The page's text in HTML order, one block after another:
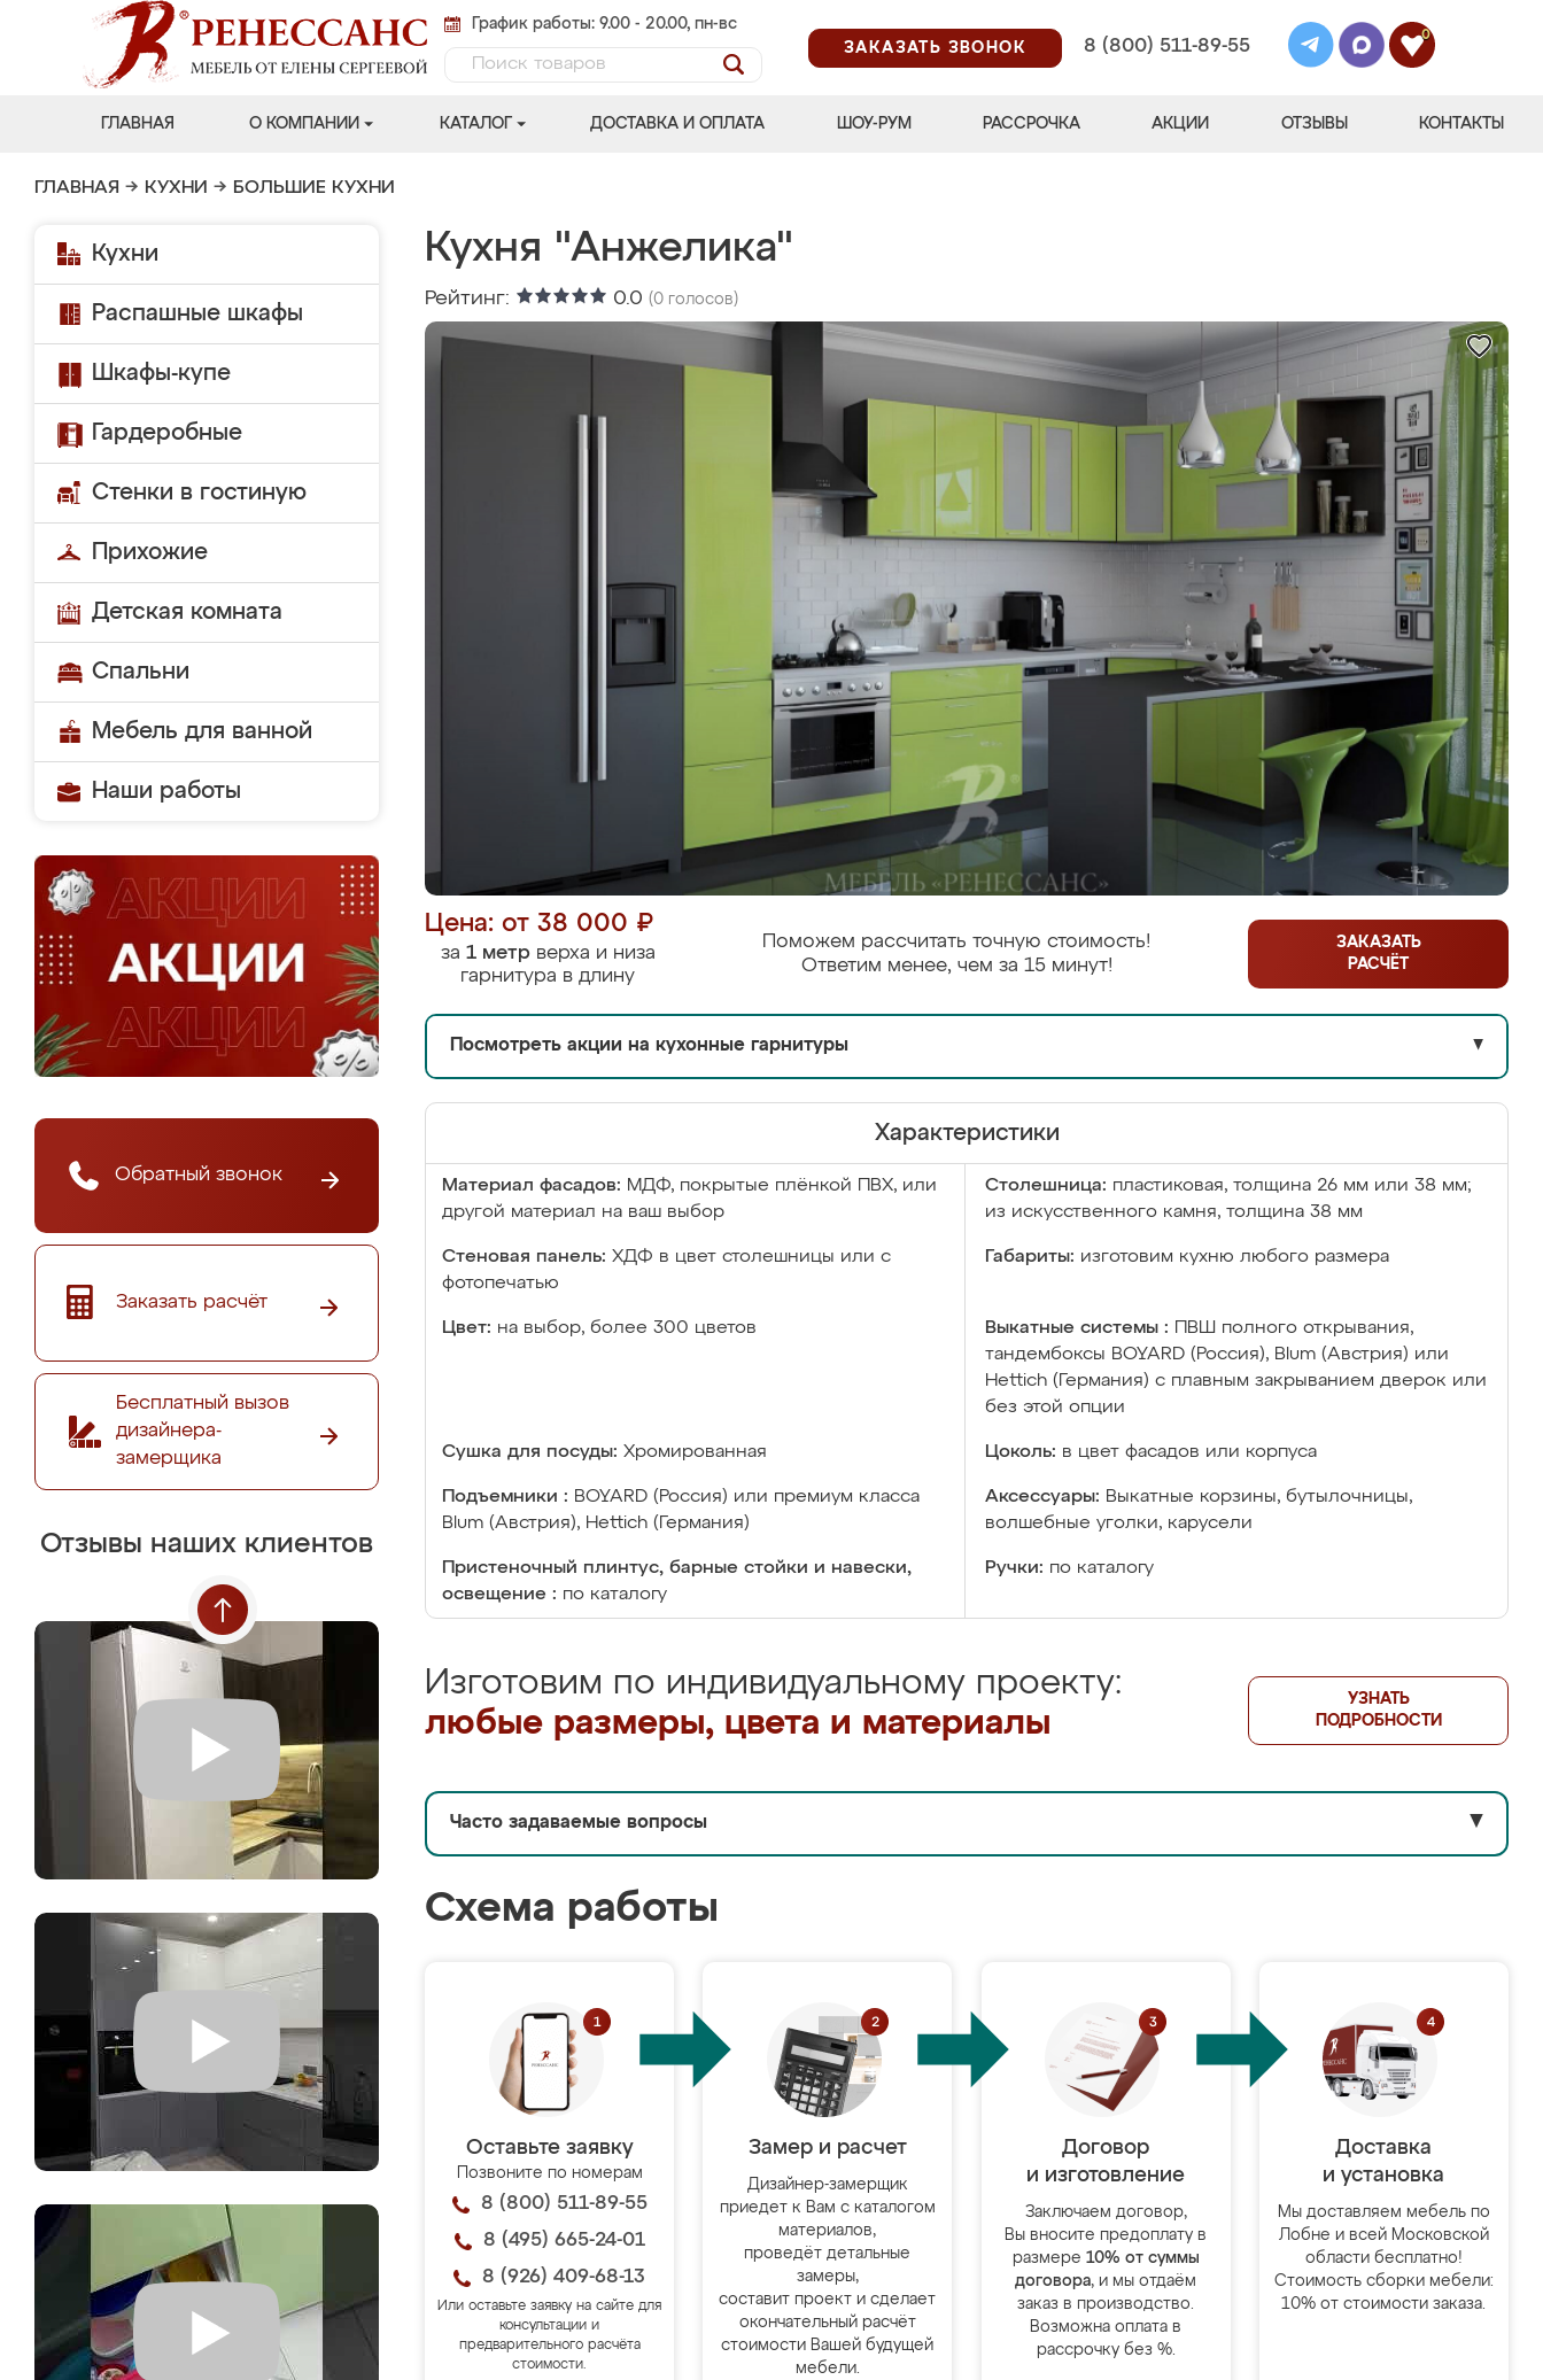
График работы: 9.00 - 20.00, пн-вс
ЗАКАЗАТЬ ЗВОНОК
8 (800) 511-89-55
0
ГЛАВНАЯ О КОМПАНИИ КАТАЛОГ ДОСТАВКА И ОПЛАТА ШОУ-РУМ РАССРОЧКА АКЦИИ ОТЗЫВЫ КОНТАКТЫ
ГЛАВНАЯ → КУХНИ → БОЛЬШИЕ КУХНИ
Кухни
Распашные шкафы
Шкафы-купе
Гардеробные
Стенки в гостиную
Прихожие
Детская комната
Спальни
Мебель для ванной
Наши работы
Обратный звонок
Заказать расчёт
Бесплатный вызов
дизайнера-
замерщика
Отзывы наших клиентов
Кухня "Анжелика"
Рейтинг: 0.0 (0 голосов)
Цена: от 38 000 ₽
за 1 метрверха и низа
гарнитура в длину
Поможем рассчитать точную стоимость!
Ответим менее, чем за 15 минут!
ЗАКАЗАТЬ
РАСЧЁТ
Посмотреть акции на кухонные гарнитуры ▼
Характеристики
Материал фасадов: МДФ, покрытые плёнкой ПВХ, или
другой материал на ваш выбор
Столешница: пластиковая, толщина 26 мм или 38 мм;
из искусственного камня, толщина 38 мм
Стеновая панель: ХДФ в цвет столешницы или с
фотопечатью
Габариты: изготовим кухню любого размера
Цвет: на выбор, более 300 цветов Выкатные системы :
ПВШ полного открывания,
тандембоксы BOYARD (Россия), Blum (Австрия) или
Hettich (Германия) с плавным закрыванием дверок или
без этой опции
Сушка для посуды: Хромированная Цоколь: в цвет фасадов или корпуса
Подъемники : BOYARD (Россия) или премиум класса
Blum (Австрия), Hettich (Германия)
Аксессуары: Выкатные корзины, бутылочницы,
волшебные уголки, карусели
Пристеночный плинтус, барные стойки и навески,
освещение : по каталогу
Ручки: по каталогу
Изготовим по индивидуальному проекту:
любые размеры, цвета и материалы
УЗНАТЬ
ПОДРОБНОСТИ
Часто задаваемые вопросы ▼
Схема работы
Оставьте заявку
Позвоните по номерам
8 (800) 511-89-55
8 (495) 665-24-01
8 (926) 409-68-13
Или оставьте заявку на сайте для
консультации и
предварительного расчёта
стоимости.
Замер и расчет
Дизайнер-замерщик
приедет к Вам с каталогом
материалов,
проведёт детальные
замеры,
составит проект и сделает
окончательный расчёт
стоимости Вашей будущей
мебели.
Договор
и изготовление
Заключаем договор,
Вы вносите предоплату в
размере 10% от суммы
договора, и мы отдаём
заказ в производство.
Возможна оплата в
рассрочку без %.
Доставка
и установка
Мы доставляем мебель по
Лобне и всей Московской
области бесплатно!
Стоимость сборки мебели:
10% от стоимости заказа.